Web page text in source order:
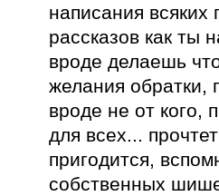
написания всяких
рассказов как ты
вроде делаешь
желания обратки,
вроде не от кого,
для всех...
пригодится,
собственных